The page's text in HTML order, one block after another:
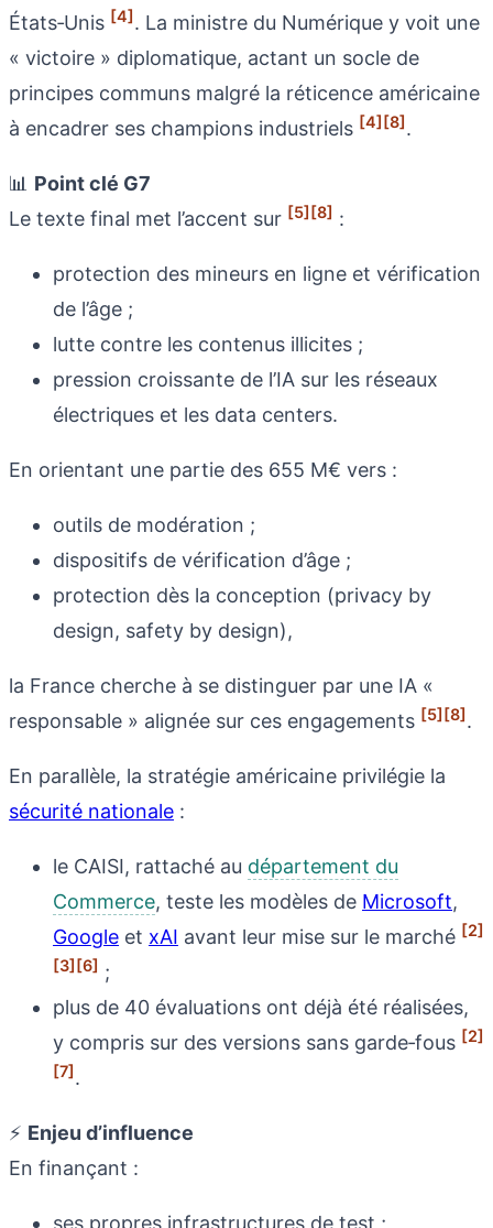
États‑Unis [4]. La ministre du Numérique y voit une
« victoire » diplomatique, actant un socle de
principes communs malgré la réticence américaine
à encadrer ses champions industriels [4][8].
📊 Point clé G7
Le texte final met l’accent sur [5][8] :
protection des mineurs en ligne et vérification
de l’âge ;
lutte contre les contenus illicites ;
pression croissante de l’IA sur les réseaux
électriques et les data centers.
En orientant une partie des 655 M€ vers :
outils de modération ;
dispositifs de vérification d’âge ;
protection dès la conception (privacy by
design, safety by design),
la France cherche à se distinguer par une IA «
responsable » alignée sur ces engagements [5][8].
En parallèle, la stratégie américaine privilégie la
sécurité nationale :
le CAISI, rattaché au département du
Commerce, teste les modèles de Microsoft,
Google et xAI avant leur mise sur le marché [2]
[3][6] ;
plus de 40 évaluations ont déjà été réalisées,
y compris sur des versions sans garde‑fous [2]
[7].
⚡ Enjeu d’influence
En finançant :
ses propres infrastructures de test ;